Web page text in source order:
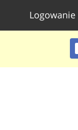
Logowanie